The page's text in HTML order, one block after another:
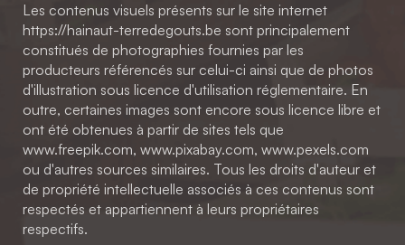
Les contenus visuels présents sur le site internet
https://hainaut-terredegouts.be sont principalement
constitués de photographies fournies par les
producteurs référencés sur celui-ci ainsi que de photos
d'illustration sous licence d'utilisation réglementaire. En
outre, certaines images sont encore sous licence libre et
ont été obtenues à partir de sites tels que
www.freepik.com, www.pixabay.com, www.pexels.com
ou d'autres sources similaires. Tous les droits d'auteur et
de propriété intellectuelle associés à ces contenus sont
respectés et appartiennent à leurs propriétaires
respectifs.